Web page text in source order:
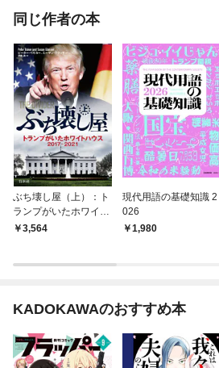
同じ作者の本
ぶち壊し屋（上）：ト
ランプがいたホワイト
ハウス2017-2021
3,564
現代用語の基礎知識 2
026
1,980
KADOKAWAのおすすめ本